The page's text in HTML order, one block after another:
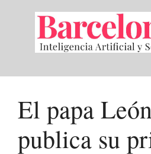
contenido
El papa
publica su